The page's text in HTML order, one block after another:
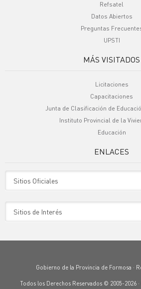
Refsatel
Datos Abiertos
Preguntas
UPSTI
MÁS VISITADOS
Licitaciones
Capacitaciones
Junta de Clasificación de
Instituto Provincial de la
Educación
ENLACES
Gobierno de la Provincia de Formosa ·
Todos los Derechos Reservados © 2005-2026 ·